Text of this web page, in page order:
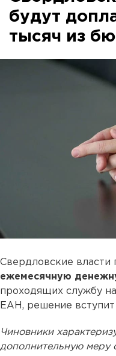
будут
тысяч из
Свердловские власти
ежемесячную
проходящих службу
ЕАН, решение вступит
Чиновники
дополнительную меру